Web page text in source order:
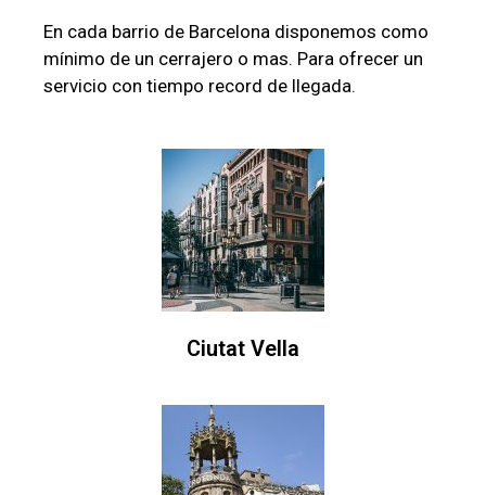
En cada barrio de Barcelona disponemos como
mínimo de un cerrajero o mas. Para ofrecer un
servicio con tiempo record de llegada.
Ciutat Vella